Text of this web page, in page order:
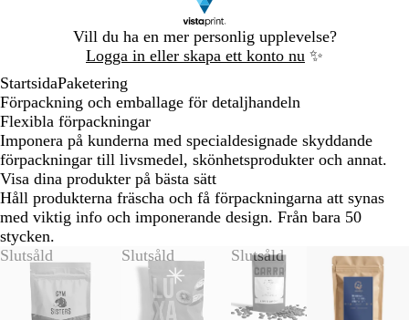
Vill du ha en mer personlig upplevelse?
Logga in eller skapa ett konto nu ✨
1
StartsidaPaketering
Förpackning och emballage för detaljhandeln
Flexibla förpackningar
Imponera på kunderna med specialdesignade skyddande
förpackningar till livsmedel, skönhetsprodukter och annat.
Visa dina produkter på bästa sätt
Håll produkterna fräscha och få förpackningarna att synas
med viktig info och imponerande design. Från bara 50
stycken.
Slutsåld
Slutsåld Slutsåld Nya alternativ
Bild